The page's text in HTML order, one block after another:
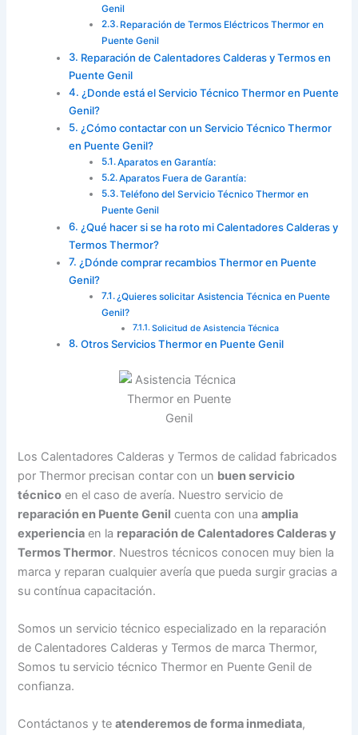
Genil
Reparación de Termos Eléctricos Thermor en
Puente Genil
Reparación de Calentadores Calderas y Termos en
Puente Genil
¿Donde está el Servicio Técnico Thermor en Puente
Genil?
¿Cómo contactar con un Servicio Técnico Thermor
en Puente Genil?
Aparatos en Garantía:
Aparatos Fuera de Garantía:
Teléfono del Servicio Técnico Thermor en
Puente Genil
¿Qué hacer si se ha roto mi Calentadores Calderas y
Termos Thermor?
¿Dónde comprar recambios Thermor en Puente
Genil?
¿Quieres solicitar Asistencia Técnica en Puente
Genil?
Solicitud de Asistencia Técnica
Otros Servicios Thermor en Puente Genil
Los Calentadores Calderas y Termos de calidad fabricados
por Thermor precisan contar con un buen servicio
técnico en el caso de avería. Nuestro servicio de
reparación en Puente Genil cuenta con unaamplia
experiencia en la reparación de Calentadores Calderas y
Termos Thermor. Nuestros técnicos conocen muy bien la
marca y reparan cualquier avería que pueda surgir gracias a
su contínua capacitación.
Somos un servicio técnico especializado en la reparación
de Calentadores Calderas y Termos de marca Thermor,
Somos tu servicio técnico Thermor en Puente Genil de
confianza.
Contáctanos y teatenderemos de forma inmediata,